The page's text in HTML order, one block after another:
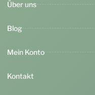
Über uns
Blog
Mein Konto
Kontakt